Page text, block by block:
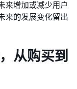
来增加或减少用户
来的发展变化留出
从购买到